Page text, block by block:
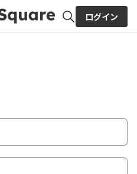
ログイン